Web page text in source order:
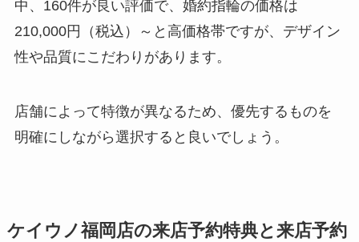
中、160件が良い評価で、婚約指輪の価格は
210,000円（税込）～と高価格帯ですが、デザイン
性や品質にこだわりがあります。
店舗によって特徴が異なるため、優先するものを
明確にしながら選択すると良いでしょう。
ケイウノ福岡店の来店予約特典と来店予約